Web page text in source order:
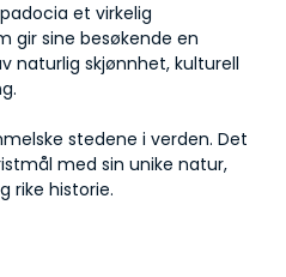
et virkelig
gir sine besøkende en
naturlig skjønnhet, kulturell
stedene i verden. Det
med sin unike natur,
rike historie.